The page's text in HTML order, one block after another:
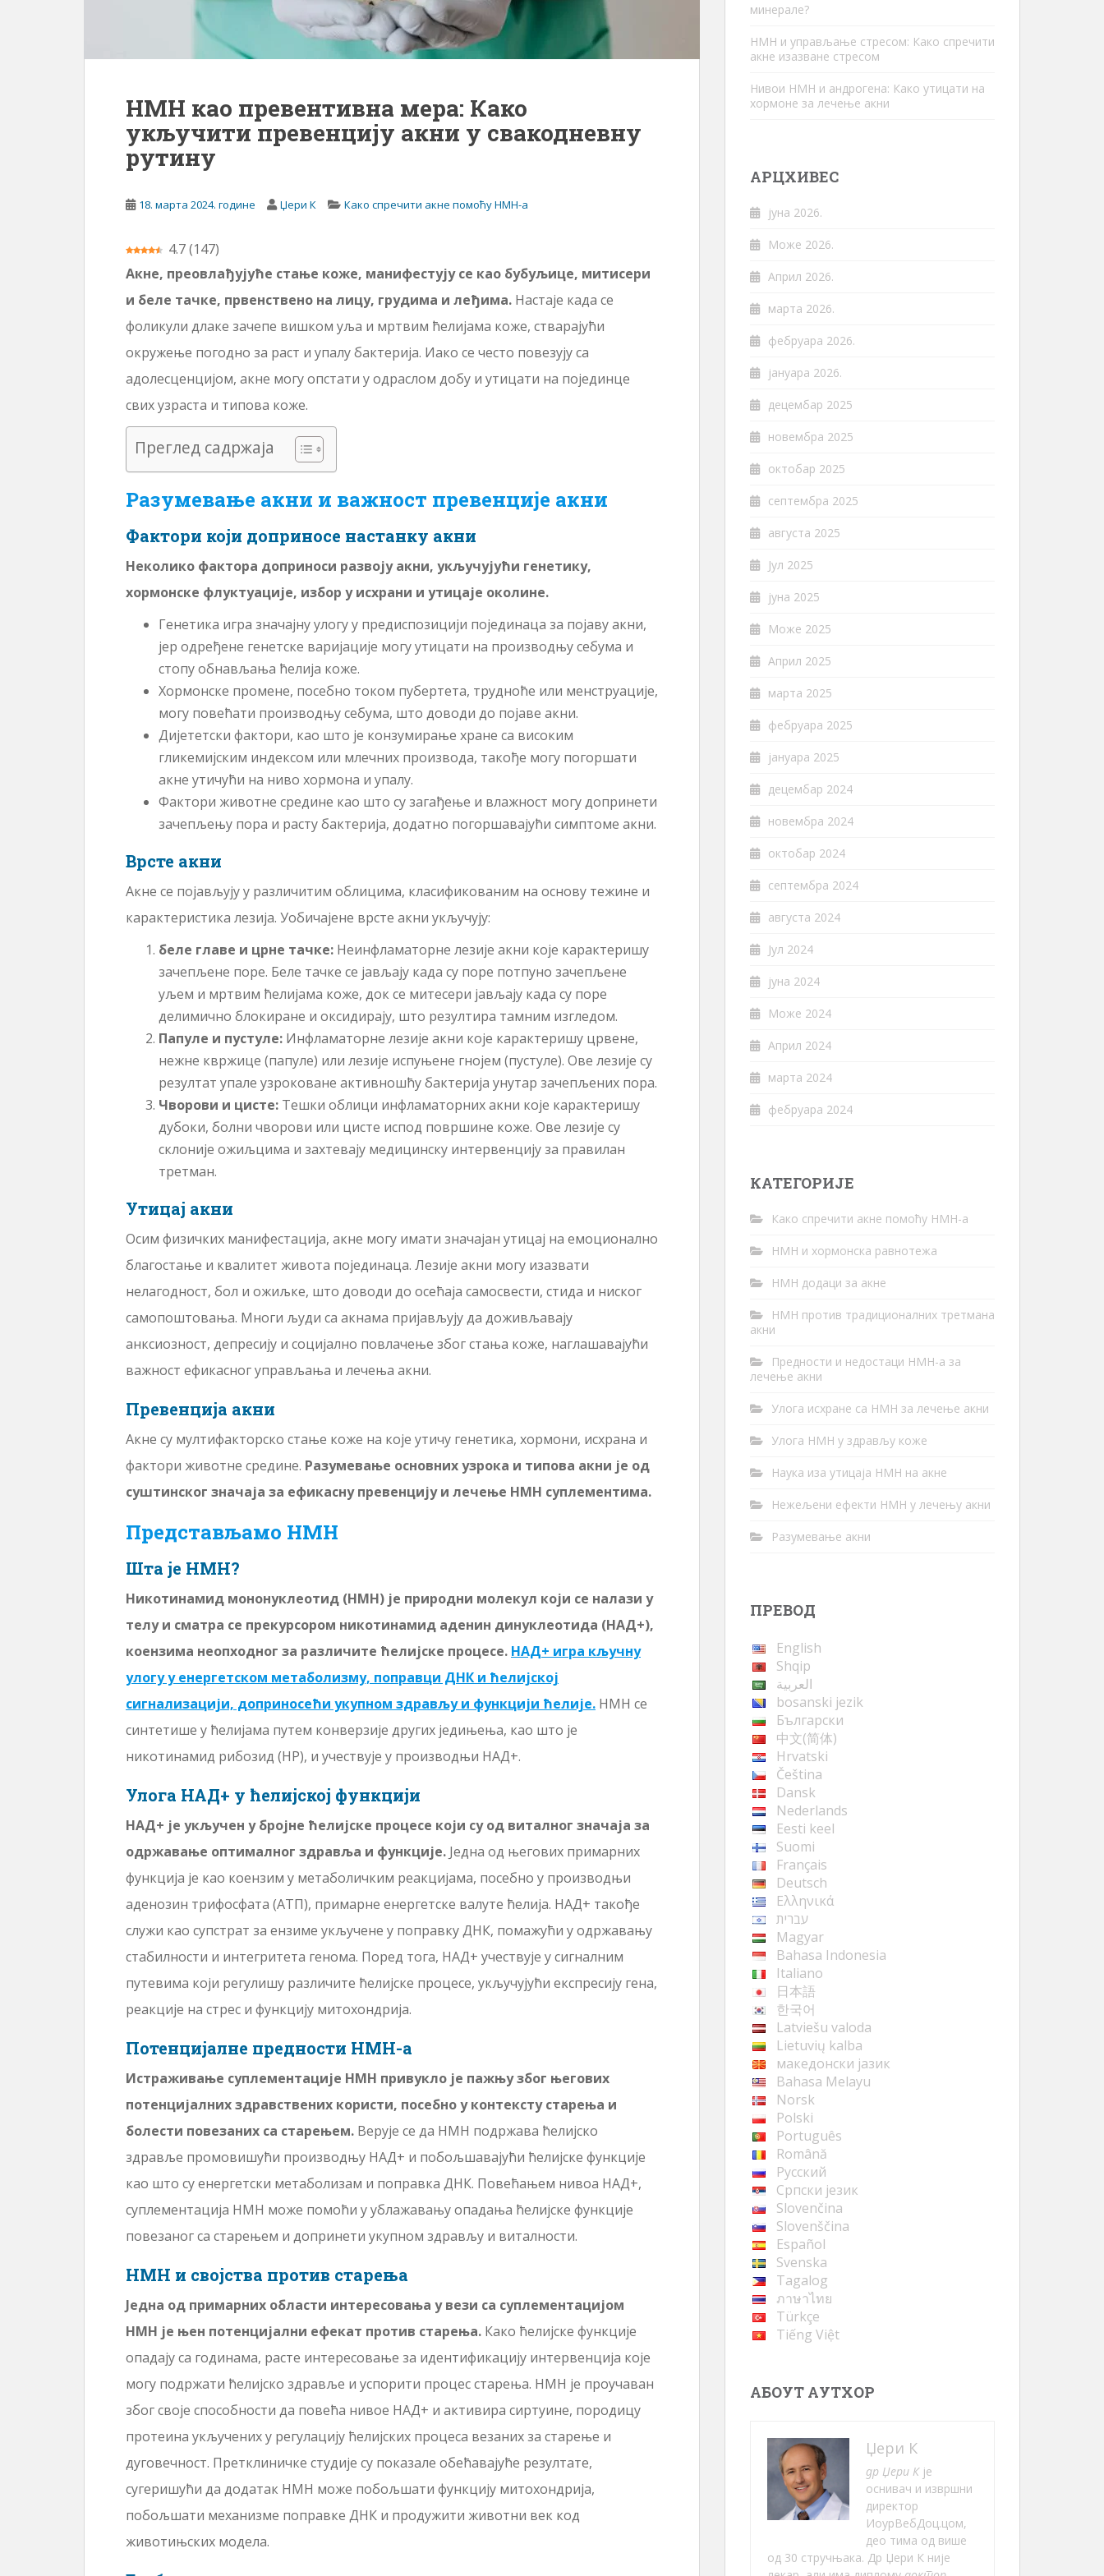
НМН као превентивна мера: Како
укључити превенцију акни у свакодневну
рутину
18. марта 2024. године Џери К Како спречити акне помоћу НМН-а
4.7(147)
Акне, преовлађујуће стање коже, манифестују се као бубуљице, митисери
и беле тачке, првенствено на лицу, грудима и леђима. Настаје када се
фоликули длаке зачепе вишком уља и мртвим ћелијама коже, стварајући
окружење погодно за раст и упалу бактерија. Иако се често повезују са
адолесценцијом, акне могу опстати у одраслом добу и утицати на појединце
свих узраста и типова коже.
Преглед садржаја
Разумевање акни и важност превенције акни
Фактори који доприносе настанку акни
Неколико фактора доприноси развоју акни, укључујући генетику,
хормонске флуктуације, избор у исхрани и утицаје околине.
Генетика игра значајну улогу у предиспозицији појединаца за појаву акни,
јер одређене генетске варијације могу утицати на производњу себума и
стопу обнављања ћелија коже.
Хормонске промене, посебно током пубертета, трудноће или менструације,
могу повећати производњу себума, што доводи до појаве акни.
Дијететски фактори, као што је конзумирање хране са високим
гликемијским индексом или млечних производа, такође могу погоршати
акне утичући на ниво хормона и упалу.
Фактори животне средине као што су загађење и влажност могу допринети
зачепљењу пора и расту бактерија, додатно погоршавајући симптоме акни.
Врсте акни
Акне се појављују у различитим облицима, класификованим на основу тежине и
карактеристика лезија. Уобичајене врсте акни укључују:
беле главе и црне тачке: Неинфламаторне лезије акни које карактеришу
зачепљене поре. Беле тачке се јављају када су поре потпуно зачепљене
уљем и мртвим ћелијама коже, док се митесери јављају када су поре
делимично блокиране и оксидирају, што резултира тамним изгледом.
Папуле и пустуле: Инфламаторне лезије акни које карактеришу црвене,
нежне квржице (папуле) или лезије испуњене гнојем (пустуле). Ове лезије су
резултат упале узроковане активношћу бактерија унутар зачепљених пора.
Чворови и цисте: Тешки облици инфламаторних акни које карактеришу
дубоки, болни чворови или цисте испод површине коже. Ове лезије су
склоније ожиљцима и захтевају медицинску интервенцију за правилан
третман.
Утицај акни
Осим физичких манифестација, акне могу имати значајан утицај на емоционално
благостање и квалитет живота појединаца. Лезије акни могу изазвати
нелагодност, бол и ожиљке, што доводи до осећаја самосвести, стида и ниског
самопоштовања. Многи људи са акнама пријављују да доживљавају
анксиозност, депресију и социјално повлачење због стања коже, наглашавајући
важност ефикасног управљања и лечења акни.
Превенција акни
Акне су мултифакторско стање коже на које утичу генетика, хормони, исхрана и
фактори животне средине. Разумевање основних узрока и типова акни је од
суштинског значаја за ефикасну превенцију и лечење НМН суплементима.
Представљамо НМН
Шта је НМН?
Никотинамид мононуклеотид (НМН) је природни молекул који се налази у
телу и сматра се прекурсором никотинамид аденин динуклеотида (НАД+),
коензима неопходног за различите ћелијске процесе. НАД+ игра кључну
улогу у енергетском метаболизму, поправци ДНК и ћелијској
сигнализацији, доприносећи укупном здрављу и функцији ћелије. НМН се
синтетише у ћелијама путем конверзије других једињења, као што је
никотинамид рибозид (НР), и учествује у производњи НАД+.
Улога НАД+ у ћелијској функцији
НАД+ је укључен у бројне ћелијске процесе који су од виталног значаја за
одржавање оптималног здравља и функције. Једна од његових примарних
функција је као коензим у метаболичким реакцијама, посебно у производњи
аденозин трифосфата (АТП), примарне енергетске валуте ћелија. НАД+ такође
служи као супстрат за ензиме укључене у поправку ДНК, помажући у одржавању
стабилности и интегритета генома. Поред тога, НАД+ учествује у сигналним
путевима који регулишу различите ћелијске процесе, укључујући експресију гена,
реакције на стрес и функцију митохондрија.
Потенцијалне предности НМН-а
Истраживање суплементације НМН привукло је пажњу због његових
потенцијалних здравствених користи, посебно у контексту старења и
болести повезаних са старењем. Верује се да НМН подржава ћелијско
здравље промовишући производњу НАД+ и побољшавајући ћелијске функције
као што су енергетски метаболизам и поправка ДНК. Повећањем нивоа НАД+,
суплементација НМН може помоћи у ублажавању опадања ћелијске функције
повезаног са старењем и допринети укупном здрављу и виталности.
НМН и својства против старења
Једна од примарних области интересовања у вези са суплементацијом
НМН је њен потенцијални ефекат против старења. Како ћелијске функције
опадају са годинама, расте интересовање за идентификацију интервенција које
могу подржати ћелијско здравље и успорити процес старења. НМН је проучаван
због своје способности да повећа нивое НАД+ и активира сиртуине, породицу
протеина укључених у регулацију ћелијских процеса везаних за старење и
дуговечност. Претклиничке студије су показале обећавајуће резултате,
сугеришући да додатак НМН може побољшати функцију митохондрија,
побољшати механизме поправке ДНК и продужити животни век код
животињских модела.
минерале?
НМН и управљање стресом: Како спречити
акне изазване стресом
Нивои НМН и андрогена: Како утицати на
хормоне за лечење акни
АРЦХИВЕС
јуна 2026.
Може 2026.
Април 2026.
марта 2026.
фебруара 2026.
јануара 2026.
децембар 2025
новембра 2025
октобар 2025
септембра 2025
августа 2025
Јул 2025
јуна 2025
Може 2025
Април 2025
марта 2025
фебруара 2025
јануара 2025
децембар 2024
новембра 2024
октобар 2024
септембра 2024
августа 2024
Јул 2024
јуна 2024
Може 2024
Април 2024
марта 2024
фебруара 2024
КАТЕГОРИЈЕ
Како спречити акне помоћу НМН-а
НМН и хормонска равнотежа
НМН додаци за акне
НМН против традиционалних третмана
акни
Предности и недостаци НМН-а за
лечење акни
Улога исхране са НМН за лечење акни
Улога НМН у здрављу коже
Наука иза утицаја НМН на акне
Нежељени ефекти НМН у лечењу акни
Разумевање акни
ПРЕВОД
English
Shqip
العربية
bosanski jezik
Български
中文(简体)
Hrvatski
Čeština
Dansk
Nederlands
Eesti keel
Suomi
Français
Deutsch
Ελληνικά
עברית
Magyar
Bahasa Indonesia
Italiano
日本語
한국어
Latviešu valoda
Lietuvių kalba
македонски јазик
Bahasa Melayu
Norsk
Polski
Português
Română
Русский
Cрпски језик
Slovenčina
Slovenščina
Español
Svenska
Tagalog
ภาษาไทย
Türkçe
Tiếng Việt
АБОУТ АУТХОР
Џери К
др Џери Кје
оснивач и извршни
директор
ИоурВебДоц.цом,
део тима од више
од 30 стручњака. Др Џери К није